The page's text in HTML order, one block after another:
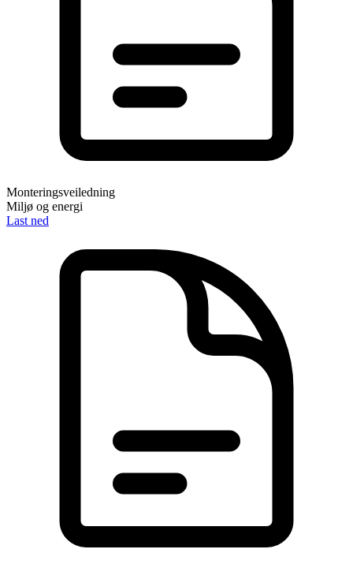
Monteringsveiledning
Miljø og energi
Last ned